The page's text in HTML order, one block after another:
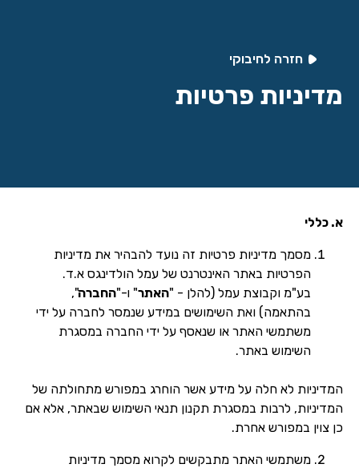
חזרה לחיבוקי
מדיניות פרטיות
א. כללי
מסמך מדיניות פרטיות זה נועד להבהיר את מדיניות
הפרטיות באתר האינטרנט של עמל הולדינגס א.ד.
בע"מ וקבוצת עמל (להלן - "האתר" ו-"החברה",
בהתאמה) ואת השימושים במידע שנמסר לחברה על ידי
משתמשי האתר או שנאסף על ידי החברה במסגרת
השימוש באתר.
המדיניות לא חלה על מידע אשר הוחרג במפורש מתחולתה של
המדיניות, לרבות במסגרת תקנון תנאי השימוש שבאתר, אלא אם
כן צוין במפורש אחרת.
משתמשי האתר מתבקשים לקרוא מסמך מדיניות